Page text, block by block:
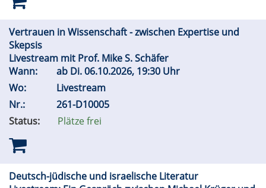
Vertrauen in Wissenschaft - zwischen Expertise und
Skepsis
Livestream mit Prof. Mike S. Schäfer
Wann:
ab Di.06.10.2026, 19:30 Uhr
Wo:
Livestream
Nr.:
261-D10005
Status:
Plätze frei
Deutsch-jüdische und israelische Literatur